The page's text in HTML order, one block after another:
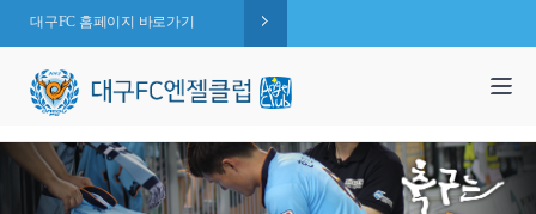
대구FC 홈페이지 바로가기